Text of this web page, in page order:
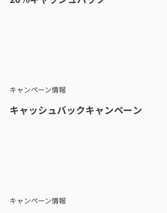
キャンペーン情報
キャッシュバックキャンペーン
キャンペーン情報